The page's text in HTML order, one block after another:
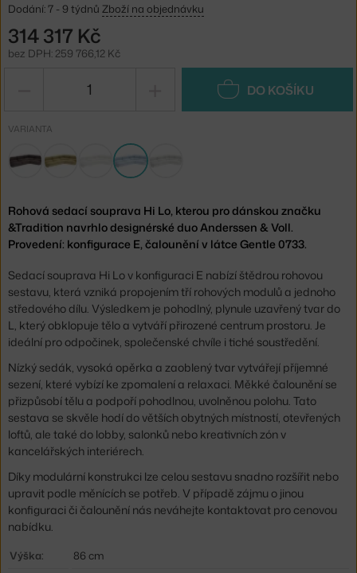
Dodání: 7 - 9 týdnů Zboží na objednávku
314 317 Kč
bez DPH: 259 766,12 Kč
DO KOŠÍKU
VARIANTA
Rohová sedací souprava Hi Lo, kterou pro dánskou značku
&Tradition navrhlo designérské duo Anderssen & Voll.
Provedení: konfigurace E, čalounění v látce Gentle 0733.
Sedací souprava Hi Lo v konfiguraci E nabízí štědrou rohovou
sestavu, která vzniká propojením tří rohových modulů a jednoho
středového dílu. Výsledkem je pohodlný, plynule uzavřený tvar do
L, který obklopuje tělo a vytváří přirozené centrum prostoru. Je
ideální pro odpočinek, společenské chvíle i tiché soustředění.
Nízký sedák, vysoká opěrka a zaoblený tvar vytvářejí příjemné
sezení, které vybízí ke zpomalení a relaxaci. Měkké čalounění se
přizpůsobí tělu a podpoří pohodlnou, uvolněnou polohu. Tato
sestava se skvěle hodí do větších obytných místností, otevřených
loftů, ale také do lobby, salonků nebo kreativních zón v
kancelářských interiérech.
Díky modulární konstrukci lze celou sestavu snadno rozšířit nebo
upravit podle měnících se potřeb. V případě zájmu o jinou
konfiguraci či čalounění nás neváhejte kontaktovat pro cenovou
nabídku.
Výška:
86 cm